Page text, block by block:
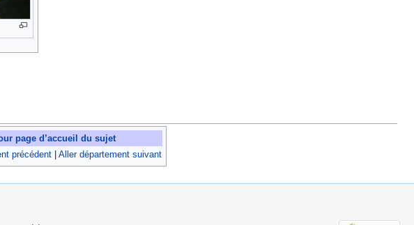
page d’accueil du sujet
précédent| Aller département suivant